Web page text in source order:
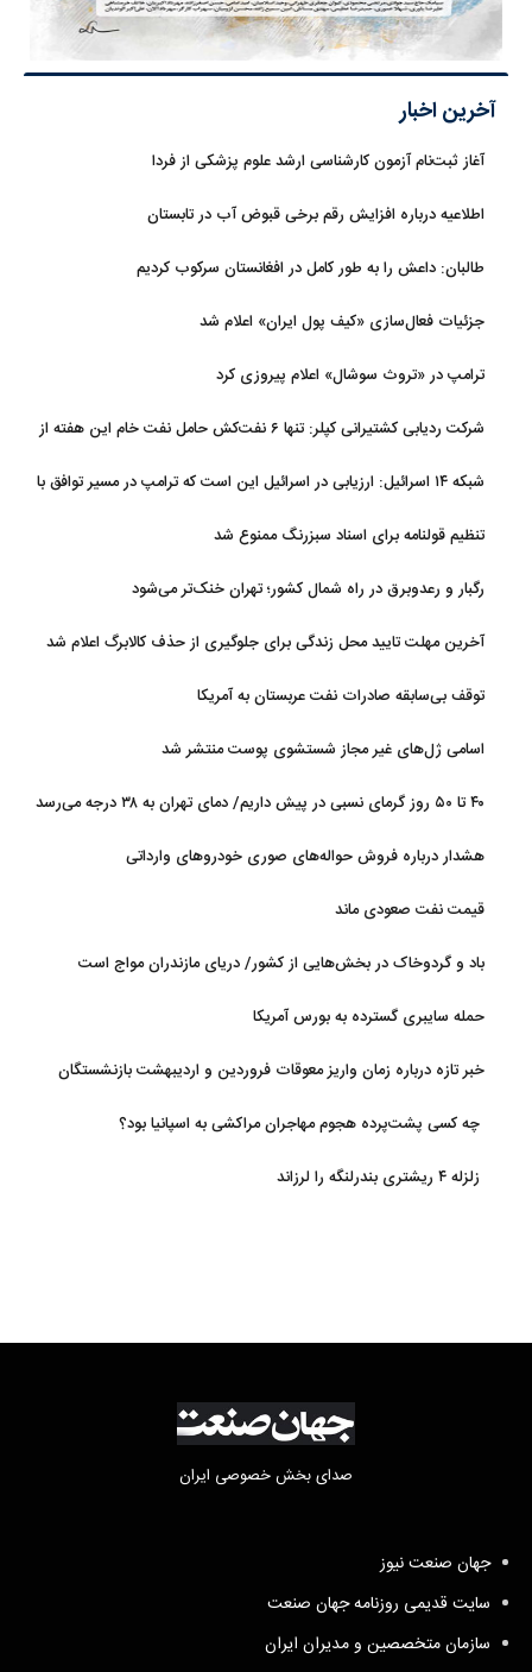
آخرین اخبار
آغاز ثبت‌نام‌ آزمون کارشناسی ارشد علوم پزشکی از فردا
اطلاعیه درباره افزایش رقم برخی قبوض آب در تابستان
طالبان: داعش را به طور کامل در افغانستان سرکوب کردیم
جزئیات فعال‌سازی «کیف پول ایران» اعلام شد
ترامپ در «تروث سوشال» اعلام پیروزی کرد
شرکت ردیابی کشتیرانی کپلر: تنها ۶ نفت‌کش حامل نفت خام این هفته از
شبکه ۱۴ اسرائیل: ارزیابی در اسرائیل این است که ترامپ در مسیر توافق با
تنظیم قولنامه برای اسناد سبزرنگ ممنوع شد
رگبار و رعدوبرق در راه شمال کشور؛ تهران خنک‌تر می‌شود
آخرین مهلت تایید محل زندگی برای جلوگیری از حذف کالابرگ اعلام شد
توقف بی‌سابقه صادرات نفت عربستان به آمریکا
اسامی ژل‌های غیر مجاز شستشوی پوست منتشر شد
۴۰ تا ۵۰ روز گرمای نسبی در پیش داریم/ دمای تهران به ۳۸ درجه می‌رسد
هشدار درباره فروش حواله‌های صوری خودروهای وارداتی
قیمت نفت صعودی ماند
باد و گردوخاک در بخش‌هایی از کشور/ دریای مازندران مواج است
حمله سایبری گسترده به بورس آمریکا
خبر تازه درباره زمان واریز معوقات فروردین و اردیبهشت بازنشستگان
چه کسی پشت‌پرده هجوم مهاجران مراکشی به اسپانیا بود؟
زلزله ۴ ریشتری بندرلنگه را لرزاند
صدای بخش خصوصی ایران
جهان صنعت نیوز
سایت قدیمی روزنامه جهان صنعت
سازمان متخصصین و مدیران ایران